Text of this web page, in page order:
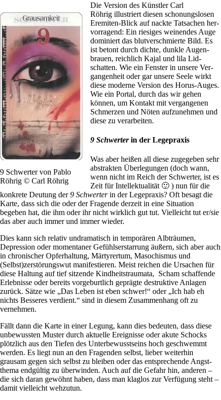
9 Schwerter von Pablo
Röhrig © Carl Röhrig
Die Ver­sion des Künstler Carl
Röhrig illu­striert diesen scho­nungs­losen
Ere­miten-Blick auf nackte Tat­sa­chen her­
vor­ra­gend: Ein rie­siges wei­nendes Auge
domi­niert das blut­ver­schmierte Bild. Es
ist betont durch dichte, dunkle Augen­
brauen, reich­lich Kajal und lila Lid­
schatten. Wie ein Fen­ster in unsere Ver­
gan­gen­heit oder gar unsere Seele wirkt
diese moderne Ver­sion des Horus-Auges.
Wie ein Portal, durch das wir gehen
können, um Kon­takt mit ver­gan­genen
Schmerzen und Nöten auf­zu­nehmen und
diese zu ver­ar­beiten.
9 Schwerterin der Legepraxis
Was aber heißen all diese zuge­geben sehr
abstrakten Über­le­gungen (doch wann,
wenn nicht im Reich der Schwerter, ist es
Zeit für Intel­lek­tua­lität 🙂 ) nun für die
kon­krete Deu­tung der9 Schwerterin der Lege­praxis? Oft besagt die
Karte, dass sich die oder der Fra­gende der­zeit in eine Situa­tion
begeben hat, die ihm oder ihr nicht wirk­lich gut tut. Viel­leicht tut er/sie
das aber auch immer und immer wieder.
Dies kann sich relativ undra­ma­tisch in tem­po­rären Alb­träumen,
Depres­sion oder momen­taner Gefühls­er­star­rung äußern, sich aber auch
in chro­ni­scher Opfer­hal­tung, Mär­ty­rertum, Maso­chismus und
(Selbst)zerstörungswut mani­fe­stieren. Meist rei­chen die Ursa­chen für
diese Hal­tung auf tief sit­zende Kind­heits­trau­mata, Scham schaf­fende
Erleb­nisse oder bereits vor­ge­burt­lich geprägte destruk­tive Anlagen
zurück. Sätze wie „Das Leben ist eben schwer!“ oder „Ich hab eh
nichts Bes­seres ver­dient.“ sind in diesem Zusam­men­hang oft zu
vernehmen.
Fällt dann die Karte in einer Legung, kann dies bedeuten, dass diese
unbe­wussten Muster durch aktu­elle Ereig­nisse oder akute Schocks
plötz­lich aus den Tiefen des Unter­be­wusst­seins hoch geschwemmt
werden. Es liegt nun an den Fra­genden selbst, lieber wei­terhin
grausam gegen sich selbst zu bleiben oder das ent­spre­chende Angst­
thema end­gültig zu über­winden. Auch auf die Gefahr hin, anderen –
die sich daran gewöhnt haben, dass man klaglos zur Ver­fü­gung steht –
damit viel­leicht wehzutun.